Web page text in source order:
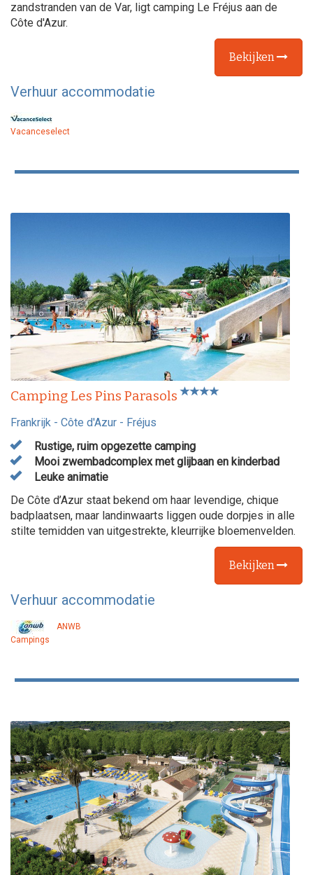
zandstranden van de Var, ligt camping Le Fréjus aan de
Côte d'Azur.
Bekijken
Verhuur accommodatie
Vacanceselect
Camping Les Pins Parasols
Frankrijk - Côte d'Azur - Fréjus
Rustige, ruim opgezette camping
Mooi zwembadcomplex met glijbaan en kinderbad
Leuke animatie
De Côte d’Azur staat bekend om haar levendige, chique
badplaatsen, maar landinwaarts liggen oude dorpjes in alle
stilte temidden van uitgestrekte, kleurrijke bloemenvelden.
Bekijken
Verhuur accommodatie
ANWB
Campings